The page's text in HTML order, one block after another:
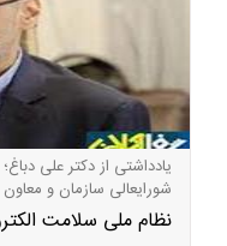
یادداشتی از دکتر علی
شورایعالی سازمان و
نظام ملی سلامت